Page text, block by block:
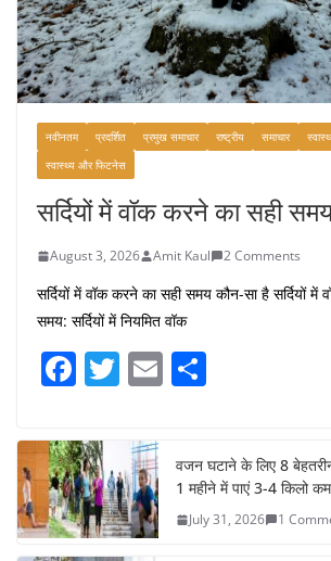
नवीनतम प्रदर्शित प्रमुख समाचार राष्ट्रीय समाचार
स्वास्थ्य और फिटनेस
सर्दियों में वॉक करने का सही
August 3, 2026 Amit Kaul 2 Comments
सर्दियों में वॉक करने का सही समय कौन-सा है सर्दियों में
समय: सर्दियों में नियमित वॉक
F
c
e
b
o
T
itt
er
E
e
वजन घटाने के लिए 8
1 महीने में पाएं 3-4 किलो
July 31, 2026 1